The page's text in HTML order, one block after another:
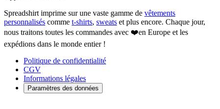
Spreadshirt imprime sur une vaste gamme de vêtements
personnalisés comme t-shirts, sweats et plus encore. Chaque jour,
nous traitons toutes les commandes avec ❤️en Europe et les
expédions dans le monde entier !
Politique de confidentialité
CGV
Informations légales
Paramètres des données